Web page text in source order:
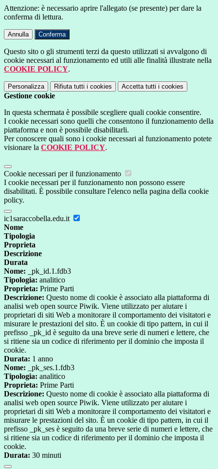
Attenzione: è necessario aprire l'allegato (se presente) per dare la
conferma di lettura.
Annulla Conferma
Questo sito o gli strumenti terzi da questo utilizzati si avvalgono di
cookie necessari al funzionamento ed utili alle finalità illustrate nella
COOKIE POLICY.
Personalizza Rifiuta tutti i cookies Accetta tutti i cookies
Gestione cookie
In questa schermata è possibile scegliere quali cookie consentire.
I cookie necessari sono quelli che consentono il funzionamento della
piattaforma e non è possibile disabilitarli.
Per conoscere quali sono i cookie necessari al funzionamento potete
visionare la COOKIE POLICY.
Cookie necessari per il funzionamento
I cookie necessari per il funzionamento non possono essere
disabilitati. È possibile consultare l'elenco nella pagina della cookie
policy.
ic1saraccobella.edu.it
Nome
Tipologia
Proprieta
Descrizione
Durata
Nome: _pk_id.1.fdb3
Tipologia: analitico
Proprieta: Prime Parti
Descrizione: Questo nome di cookie è associato alla piattaforma di
analisi web open source Piwik. Viene utilizzato per aiutare i
proprietari di siti Web a monitorare il comportamento dei visitatori e
misurare le prestazioni del sito. È un cookie di tipo pattern, in cui il
prefisso _pk_id è seguito da una breve serie di numeri e lettere, che
si ritiene sia un codice di riferimento per il dominio che imposta il
cookie.
Durata: 1 anno
Nome: _pk_ses.1.fdb3
Tipologia: analitico
Proprieta: Prime Parti
Descrizione: Questo nome di cookie è associato alla piattaforma di
analisi web open source Piwik. Viene utilizzato per aiutare i
proprietari di siti Web a monitorare il comportamento dei visitatori e
misurare le prestazioni del sito. È un cookie di tipo pattern, in cui il
prefisso _pk_ses è seguito da una breve serie di numeri e lettere, che
si ritiene sia un codice di riferimento per il dominio che imposta il
cookie.
Durata: 30 minuti